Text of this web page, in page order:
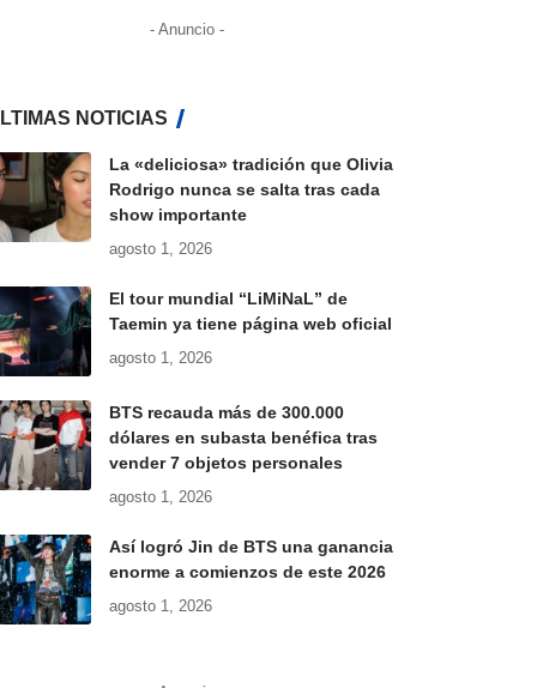
- Anuncio -
NOTICIAS
La «deliciosa» tradición que Olivia
Rodrigo nunca se salta tras cada
show importante
agosto 1, 2026
El tour mundial “LiMiNaL” de
Taemin ya tiene página web oficial
agosto 1, 2026
BTS recauda más de 300.000
dólares en subasta benéfica tras
vender 7 objetos personales
agosto 1, 2026
Así logró Jin de BTS una ganancia
enorme a comienzos de este 2026
agosto 1, 2026